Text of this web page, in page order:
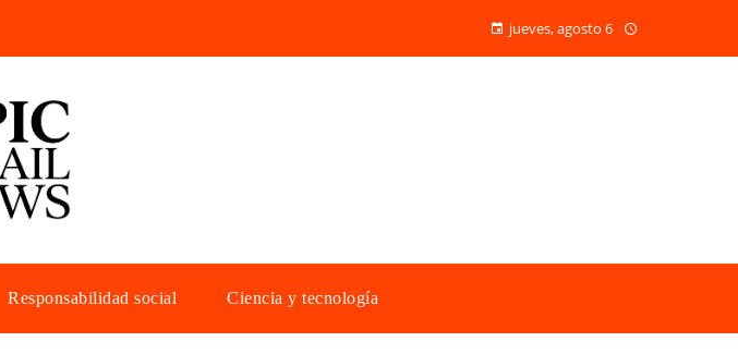
jueves, agosto 6
Responsabilidad social Ciencia y tecnología